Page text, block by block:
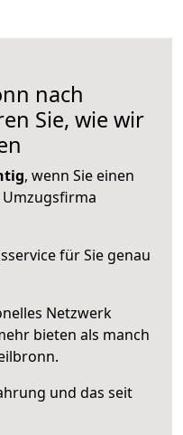
nach
Sie, wie wir
, wenn Sie einen
für Sie genau
Netzwerk
bieten als manch
und das seit